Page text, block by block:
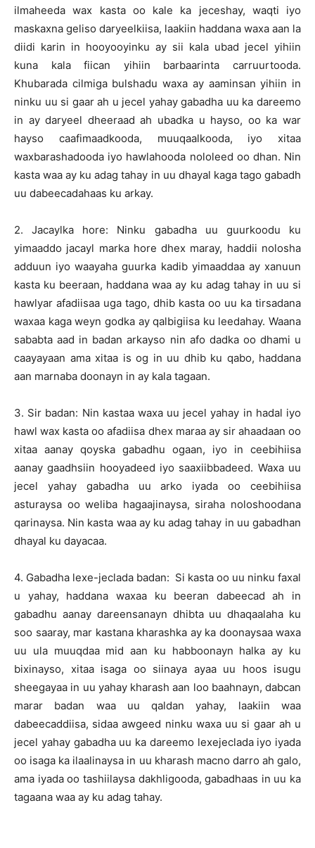
ilmaheeda wax kasta oo kale ka jeceshay, waqti iyo
maskaxna geliso daryeelkiisa, laakiin haddana waxa aan la
diidi karin in hooyooyinku ay sii kala ubad jecel yihiin
kuna kala fiican yihiin barbaarinta carruurtooda.
Khubarada cilmiga bulshadu waxa ay aaminsan yihiin in
ninku uu si gaar ah u jecel yahay gabadha uu ka dareemo
in ay daryeel dheeraad ah ubadka u hayso, oo ka war
hayso caafimaadkooda, muuqaalkooda, iyo xitaa
waxbarashadooda iyo hawlahooda nololeed oo dhan. Nin
kasta waa ay ku adag tahay in uu dhayal kaga tago gabadh
uu dabeecadahaas ku arkay.
2. Jacaylka hore: Ninku gabadha uu guurkoodu ku
yimaaddo jacayl marka hore dhex maray, haddii nolosha
adduun iyo waayaha guurka kadib yimaaddaa ay xanuun
kasta ku beeraan, haddana waa ay ku adag tahay in uu si
hawlyar afadiisaa uga tago, dhib kasta oo uu ka tirsadana
waxaa kaga weyn godka ay qalbigiisa ku leedahay. Waana
sababta aad in badan arkayso nin afo dadka oo dhami u
caayayaan ama xitaa is og in uu dhib ku qabo, haddana
aan marnaba doonayn in ay kala tagaan.
3. Sir badan: Nin kastaa waxa uu jecel yahay in hadal iyo
hawl wax kasta oo afadiisa dhex maraa ay sir ahaadaan oo
xitaa aanay qoyska gabadhu ogaan, iyo in ceebihiisa
aanay gaadhsiin hooyadeed iyo saaxiibbadeed. Waxa uu
jecel yahay gabadha uu arko iyada oo ceebihiisa
asturaysa oo weliba hagaajinaysa, siraha noloshoodana
qarinaysa. Nin kasta waa ay ku adag tahay in uu gabadhan
dhayal ku dayacaa.
4. Gabadha lexe-jeclada badan: Si kasta oo uu ninku faxal
u yahay, haddana waxaa ku beeran dabeecad ah in
gabadhu aanay dareensanayn dhibta uu dhaqaalaha ku
soo saaray, mar kastana kharashka ay ka doonaysaa waxa
uu ula muuqdaa mid aan ku habboonayn halka ay ku
bixinayso, xitaa isaga oo siinaya ayaa uu hoos isugu
sheegayaa in uu yahay kharash aan loo baahnayn, dabcan
marar badan waa uu qaldan yahay, laakiin waa
dabeecaddiisa, sidaa awgeed ninku waxa uu si gaar ah u
jecel yahay gabadha uu ka dareemo lexejeclada iyo iyada
oo isaga ka ilaalinaysa in uu kharash macno darro ah galo,
ama iyada oo tashiilaysa dakhligooda, gabadhaas in uu ka
tagaana waa ay ku adag tahay.